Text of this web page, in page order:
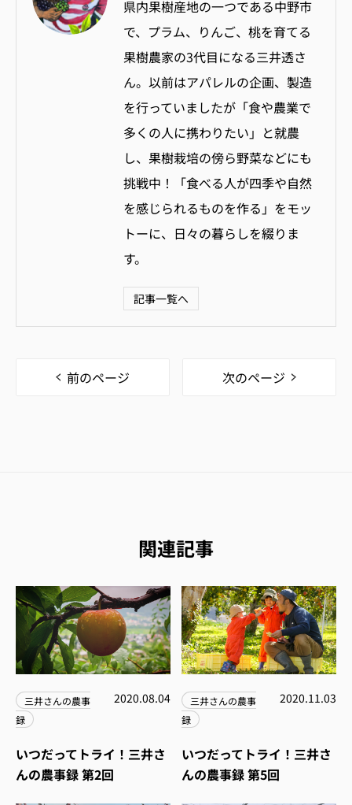
県内果樹産地の一つである中野市
で、プラム、りんご、桃を育てる
果樹農家の3代目になる三井透さ
ん。 以前はアパレルの企画、製造
を行っていましたが 「食や農業で
多くの人に携わりたい」と就農
し、果樹栽培の傍ら野菜などにも
挑戦中！「食べる人が四季や自然
を感じられるものを作る」をモッ
トーに、日々の暮らしを綴りま
す。
記事一覧へ
前のページ 次のページ
関連記事
三井さんの農事
録
2020.08.04
いつだってトライ！三井さ
んの農事録 第2回
三井さんの農事
録
2020.11.03
いつだってトライ！三井さ
んの農事録 第5回